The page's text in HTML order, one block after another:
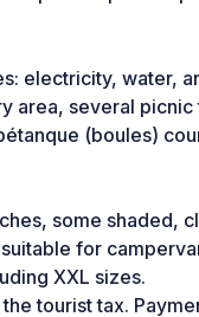
electricity, water,
area, several picnic
(boules)
some shaded,
for
XXL sizes.
tourist tax.